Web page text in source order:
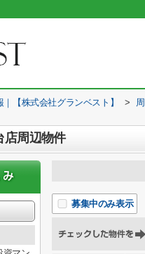
【株式会社グランベスト】 >
店周辺物件
募集中のみ表示